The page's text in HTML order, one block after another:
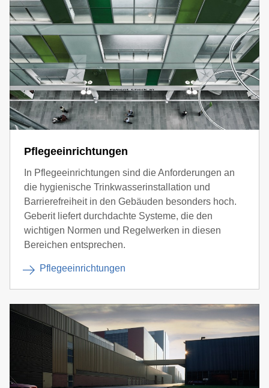
Pflegeeinrichtungen
In Pflegeeinrichtungen sind die Anforderungen an
die hygienische Trinkwasserinstallation und
Barrierefreiheit in den Gebäuden besonders hoch.
Geberit liefert durchdachte Systeme, die den
wichtigen Normen und Regelwerken in diesen
Bereichen entsprechen.
Pflegeeinrichtungen